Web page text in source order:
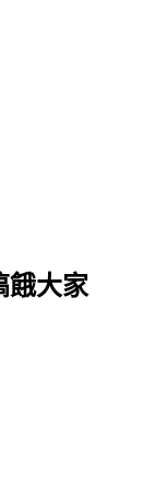
餓大家